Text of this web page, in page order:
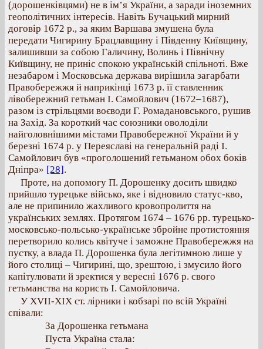
(дорошенківцями) не в ім’я України, а заради іноземних
геополітичних інтересів. Навіть Бучацький мирний
договір 1672 р., за яким Варшава змушена була
передати Чигирину Брацлавщину і Південну Київщину,
залишивши за собою Галичину, Волинь і Північну
Київщину, не приніс спокою українській спільноті. Вже
незабаром і Московська держава вирішила загарбати
Правобережжя й наприкінці 1673 р. її ставленник
лівобережний гетьман І. Самойлович (1672–1687),
разом із стрільцями воєводи Г. Ромадановського, рушив
на Захід. За короткий час союзники оволоділи
найголовнішими містами Правобережної України й у
березні 1674 р. у Переяславі на генеральній раді І.
Самойлович був «проголошений гетьманом обох боків
Дніпра» [28].
Проте, на допомогу П. Дорошенку досить швидко
прийшло турецьке військо, яке і відновило статус-кво,
але не припинило жахливого кровопролиття на
українських землях. Протягом 1674 – 1676 рр. турецько-
московсько-польсько-українське збройне протистояння
перетворило колись квітуче і заможне Правобережжя на
пустку, а влада П. Дорошенка була легітимною лише у
його столиці – Чигирині, що, зрештою, і змусило його
капітулювати й зректися у вересні 1676 р. свого
гетьманства на користь І. Самойловича.
У ХVІІ-ХІХ ст. лірники і кобзарі по всій Україні
співали:
За Дорошенка гетьмана
Пуста Україна стала: